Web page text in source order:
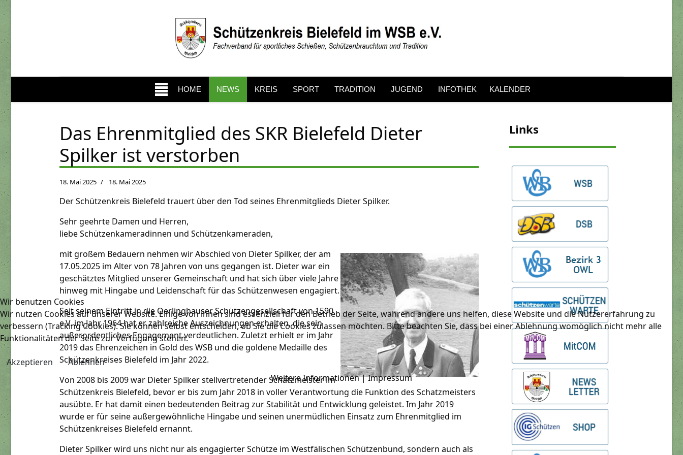
HOME NEWS KREIS SPORT TRADITION JUGEND INFOTHEK KALENDER
Das Ehrenmitglied des SKR Bielefeld Dieter
Spilker ist verstorben
18. Mai 2025 18. Mai 2025
Der Schützenkreis Bielefeld trauert über den Tod seines Ehrenmitglieds Dieter Spilker.
Sehr geehrte Damen und Herren,
liebe Schützenkameradinnen und Schützenkameraden,
mit großem Bedauern nehmen wir Abschied von Dieter Spilker, der am
17.05.2025 im Alter von 78 Jahren von uns gegangen ist. Dieter war ein
geschätztes Mitglied unserer Gemeinschaft und hat sich über viele Jahre
hinweg mit Hingabe und Leidenschaft für das Schützenwesen engagiert.
Seit seinem Eintritt in die Oerlinghauser Schützengesellschaft von 1590
e.V. im Jahr 1964 hat er zahlreiche Auszeichnungen erhalten, die sein
außerordentliches Engagement verdeutlichen. Zuletzt erhielt er im Jahr
2019 das Ehrenzeichen in Gold des WSB und die goldene Medaille des
Schützenkreises Bielefeld im Jahr 2022.
Von 2008 bis 2009 war Dieter Spilker stellvertretender Schatzmeister im
Schützenkreis Bielefeld, bevor er bis zum Jahr 2018 in voller Verantwortung die Funktion des Schatzmeisters
ausübte. Er hat damit einen bedeutenden Beitrag zur Stabilität und Entwicklung geleistet. Im Jahr 2019
wurde er für seine außergewöhnliche Hingabe und seinen unermüdlichen Einsatz zum Ehrenmitglied im
Schützenkreises Bielefeld ernannt.
Dieter Spilker wird uns nicht nur als engagierter Schütze im Westfälischen Schützenbund, sondern auch als
Links
Wir benutzen Cookies
Wir nutzen Cookies auf unserer Website. Einige von ihnen sind essenziell für den Betrieb der Seite, während andere uns helfen, diese Website und die Nutzererfahrung zu
verbessern (Tracking Cookies). Sie können selbst entscheiden, ob Sie die Cookies zulassen möchten. Bitte beachten Sie, dass bei einer Ablehnung womöglich nicht mehr alle
Funktionalitäten der Seite zur Verfügung stehen.
Akzeptieren
Ablehnen
Weitere Informationen|Impressum